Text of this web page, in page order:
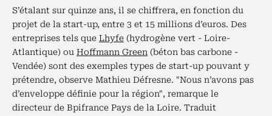
S’étalant sur quinze ans, il se chiffrera, en fonction du
projet de la start-up, entre 3 et 15 millions d’euros. Des
entreprises tels que Lhyfe (hydrogène vert - Loire-
Atlantique) ou Hoffmann Green (béton bas carbone -
Vendée) sont des exemples types de start-up pouvant y
prétendre, observe Mathieu Défresne. "Nous n’avons pas
d’enveloppe définie pour la région", remarque le
directeur de Bpifrance Pays de la Loire. Traduit